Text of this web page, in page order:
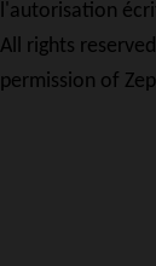
l'autorisation
All rights
permission of